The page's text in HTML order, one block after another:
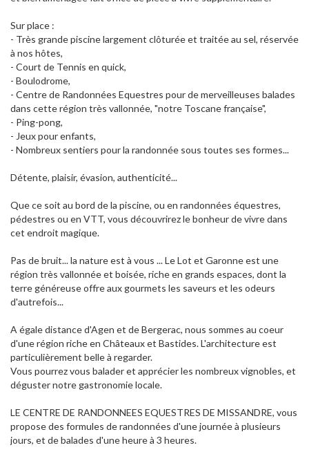
Sur place :
- Très grande piscine largement clôturée et traitée au sel, réservée
à nos hôtes,
- Court de Tennis en quick,
- Boulodrome,
- Centre de Randonnées Equestres pour de merveilleuses balades
dans cette région très vallonnée, "notre Toscane française",
- Ping-pong,
- Jeux pour enfants,
- Nombreux sentiers pour la randonnée sous toutes ses formes...
Détente, plaisir, évasion, authenticité...
Que ce soit au bord de la piscine, ou en randonnées équestres,
pédestres ou en VTT, vous découvrirez le bonheur de vivre dans
cet endroit magique.
Pas de bruit... la nature est à vous ... Le Lot et Garonne est une
région très vallonnée et boisée, riche en grands espaces, dont la
terre généreuse offre aux gourmets les saveurs et les odeurs
d'autrefois...
A égale distance d'Agen et de Bergerac, nous sommes au coeur
d'une région riche en Châteaux et Bastides. L'architecture est
particulièrement belle à regarder.
Vous pourrez vous balader et apprécier les nombreux vignobles, et
déguster notre gastronomie locale.
LE CENTRE DE RANDONNEES EQUESTRES DE MISSANDRE, vous
propose des formules de randonnées d'une journée à plusieurs
jours, et de balades d'une heure à 3 heures.